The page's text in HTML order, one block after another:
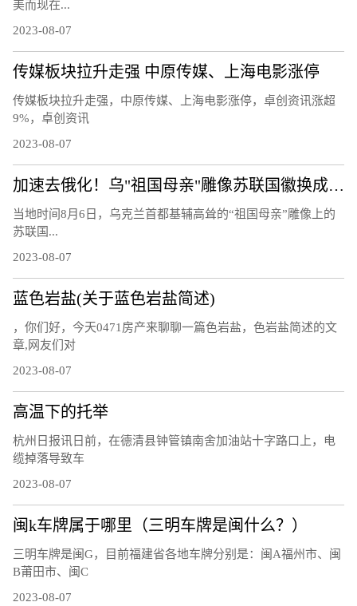
美而现在...
2023-08-07
传媒板块拉升走强 中原传媒、上海电影涨停
传媒板块拉升走强，中原传媒、上海电影涨停，卓创资讯涨超
9%，卓创资讯
2023-08-07
加速去俄化！乌"祖国母亲"雕像苏联国徽换成三叉戟
当地时间8月6日，乌克兰首都基辅高耸的“祖国母亲”雕像上的
苏联国...
2023-08-07
蓝色岩盐(关于蓝色岩盐简述)
，你们好，今天0471房产来聊聊一篇色岩盐，色岩盐简述的文
章,网友们对
2023-08-07
高温下的托举
杭州日报讯日前，在德清县钟管镇南舍加油站十字路口上，电
缆掉落导致车
2023-08-07
闽k车牌属于哪里（三明车牌是闽什么？）
三明车牌是闽G，目前福建省各地车牌分别是：闽A福州市、闽
B莆田市、闽C
2023-08-07